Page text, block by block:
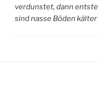
verdunstet, dann
sind nasse Böden